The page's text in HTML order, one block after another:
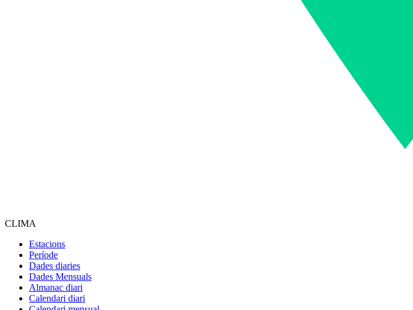
CLIMA
Estacions
Període
Dades diaries
Dades Mensuals
Almanac diari
Calendari diari